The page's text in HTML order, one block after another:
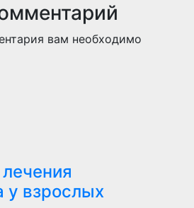
вам необходимо
у взрослых